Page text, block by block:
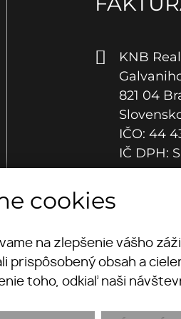
KNB
821 04
IČO: 44
IČ DPH:
cookies
na zlepšenie vášho
obsah a
toho, odkiaľ naši